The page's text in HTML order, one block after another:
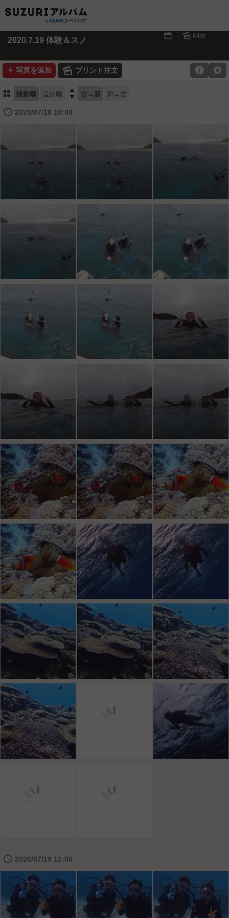
2020.7.19 体験＆スノ 📅 --- 🌄 64枚
➕ 写真を追加 🌄 プリント注文 ⚙

⚏ 撮影順 追加順  古→新 新→古
🕔 2020/07/19 10:00
🕔 2020/07/19 11:00